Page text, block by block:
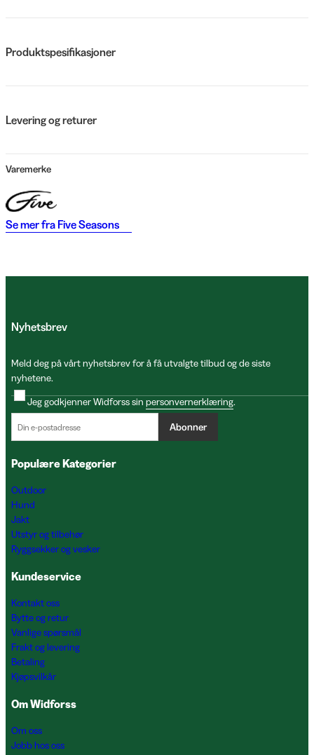
Produktspesifikasjoner
Levering og returer
Varemerke
Se mer fra Five Seasons
Nyhetsbrev
Meld deg på vårt nyhetsbrev for å få utvalgte tilbud og de siste
nyhetene.
Jeg godkjenner Widforss sin personvernerklæring.
Abonner
Populære Kategorier
Outdoor
Hund
Jakt
Utstyr og tilbehør
Ryggsekker og vesker
Kundeservice
Kontakt oss
Bytte og retur
Vanlige spørsmål
Frakt og levering
Betaling
Kjøpsvilkår
Om Widforss
Om oss
Jobb hos oss